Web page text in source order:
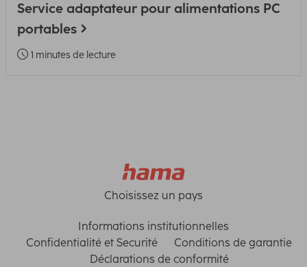
Service adaptateur pour alimentations PC
portables
1 minutes de lecture
Choisissez un pays
Informations institutionnelles
Confidentialité et Securité
Conditions de garantie
Déclarations de conformité